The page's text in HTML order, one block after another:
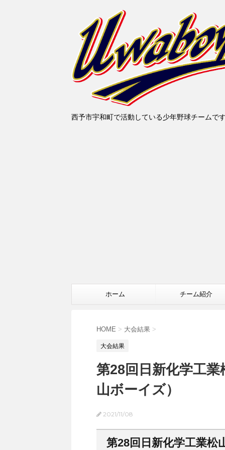
西予市宇和町で活動している少年野球チームで
ホーム チーム紹介
HOME > 大会結果 >
大会結果
第28回日新化学工
山ボーイズ）
2021/11/08
第28回日新化学工業松